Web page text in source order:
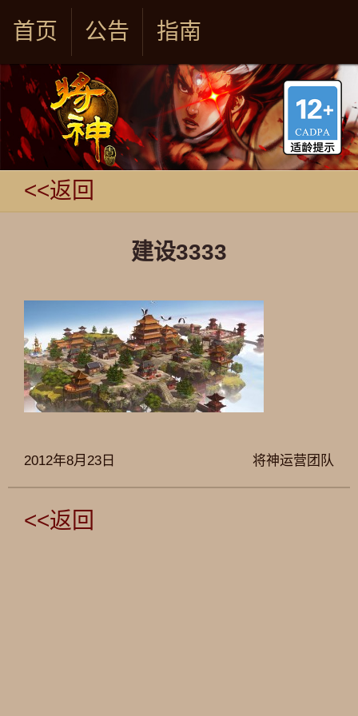
首页 公告 指南
<<返回
建设3333
将神运营团队
2012年8月23日
<<返回